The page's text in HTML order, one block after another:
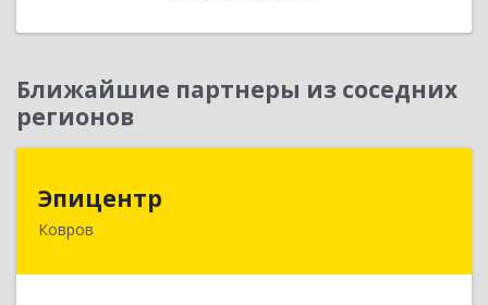
Ближайшие партнеры из соседних
регионов
Эпицентр
Ковров
601900, Владимирская обл, Ковров г, Барсукова